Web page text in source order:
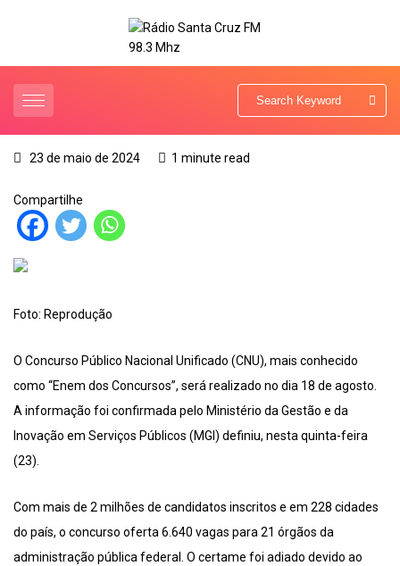
23 de maio de 2024 1 minute read
Compartilhe
Foto: Reprodução
O Concurso Público Nacional Unificado (CNU), mais conhecido
como “Enem dos Concursos”, será realizado no dia 18 de agosto.
A informação foi confirmada pelo Ministério da Gestão e da
Inovação em Serviços Públicos (MGI) definiu, nesta quinta-feira
(23).
Com mais de 2 milhões de candidatos inscritos e em 228 cidades
do país, o concurso oferta 6.640 vagas para 21 órgãos da
administração pública federal. O certame foi adiado devido ao